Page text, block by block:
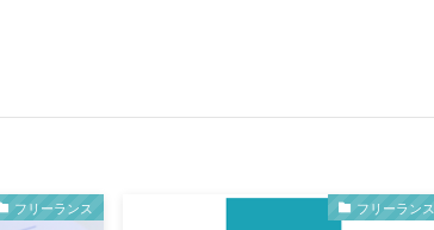
フリーランス フリーランス